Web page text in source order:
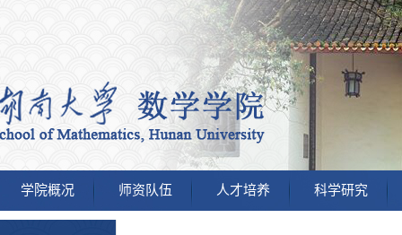
学院概况 师资队伍 人才培养 科学研究